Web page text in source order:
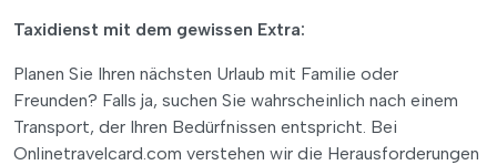
Taxidienst mit dem gewissen Extra:
Planen Sie Ihren nächsten Urlaub mit Familie oder
Freunden? Falls ja, suchen Sie wahrscheinlich nach einem
Transport, der Ihren Bedürfnissen entspricht. Bei
Onlinetravelcard.com verstehen wir die Herausforderungen